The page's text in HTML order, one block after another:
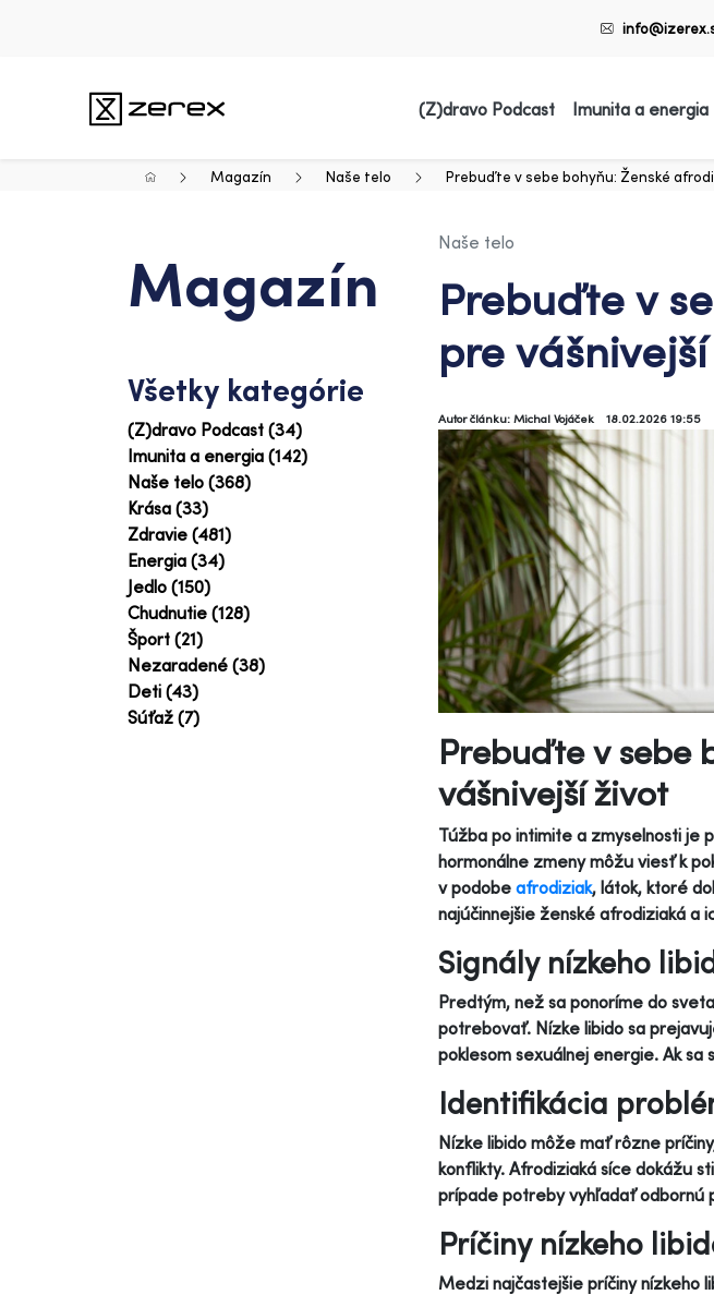
(Z)dravo Podcast Imunita a energia
Magazín Naše telo Prebuďte v sebe bohyňu: Ženské
Magazín
Všetky kategórie
(Z)dravo Podcast (34)
Imunita a energia (142)
Naše telo (368)
Krása (33)
Zdravie (481)
Energia (34)
Jedlo (150)
Chudnutie (128)
Šport (21)
Nezaradené (38)
Deti (43)
Súťaž (7)
Naše telo
Prebuďte v
pre
Autor článku: Michal Vojáček 18.02.2026 19:55
Prebuďte v sebe
vášnivejší život
Túžba po intimite a zmyselnosti je
hormonálne zmeny môžu viesť k
v podobe afrodiziak, látok, ktoré
najúčinnejšie ženské afrodiziaká a
Signály nízkeho
Predtým, než sa ponoríme do
potrebovať. Nízke libido sa
poklesom sexuálnej energie. Ak
Identifikácia
Nízke libido môže mať rôzne
konflikty. Afrodiziaká síce dokážu
prípade potreby vyhľadať odbornú
Príčiny nízkeho
Medzi najčastejšie príčiny nízkeho